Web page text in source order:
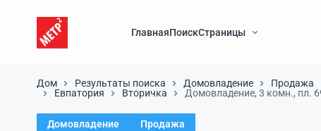
ГлавнаяПоискСтраницы
Дом Результаты поиска Домовладение Продажа
Евпатория
Вторичка Домовладение, 3 комн., пл.
Домовладение Продажа